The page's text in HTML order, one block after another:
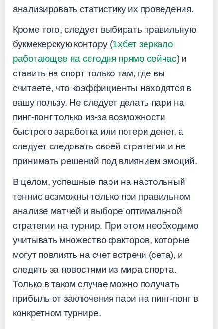
анализировать статистику их проведения.
Кроме того, следует выбирать правильную
букмекерскую контору (1хбет зеркало
работающее на сегодня прямо сейчас) и
ставить на спорт только там, где вы
считаете, что коэффициенты находятся в
вашу пользу. Не следует делать пари на
пинг-понг только из-за возможности
быстрого заработка или потери денег, а
следует следовать своей стратегии и не
принимать решений под влиянием эмоций.
В целом, успешные пари на настольный
теннис возможны только при правильном
анализе матчей и выборе оптимальной
стратегии на турнир. При этом необходимо
учитывать множество факторов, которые
могут повлиять на счет встречи (сета), и
следить за новостями из мира спорта.
Только в таком случае можно получать
прибыль от заключения пари на пинг-понг в
конкретном турнире.